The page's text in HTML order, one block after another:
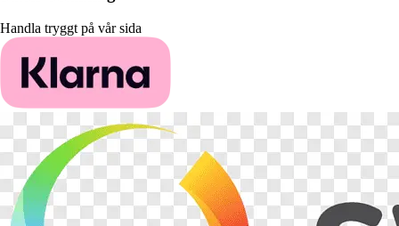
Handla tryggt på vår sida